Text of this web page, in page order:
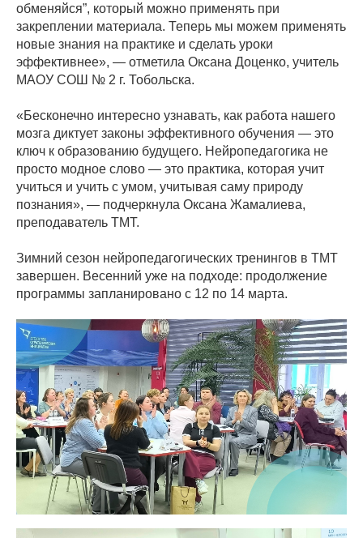
обменяйся”, который можно применять при
закреплении материала. Теперь мы можем применять
новые знания на практике и сделать уроки
эффективнее», — отметила Оксана Доценко, учитель
МАОУ СОШ № 2 г. Тобольска.
«Бесконечно интересно узнавать, как работа нашего
мозга диктует законы эффективного обучения — это
ключ к образованию будущего. Нейропедагогика не
просто модное слово — это практика, которая учит
учиться и учить с умом, учитывая саму природу
познания», — подчеркнула Оксана Жамалиева,
преподаватель ТМТ.
Зимний сезон нейропедагогических тренингов в ТМТ
завершен. Весенний уже на подходе: продолжение
программы запланировано с 12 по 14 марта.